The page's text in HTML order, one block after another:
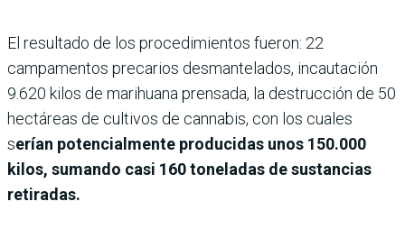
El resultado de los procedimientos fueron: 22
campamentos precarios desmantelados, incautación
9.620 kilos de marihuana prensada, la destrucción de 50
hectáreas de cultivos de cannabis, con los cuales
serían potencialmente producidas unos 150.000
kilos, sumando casi 160 toneladas de sustancias
retiradas.